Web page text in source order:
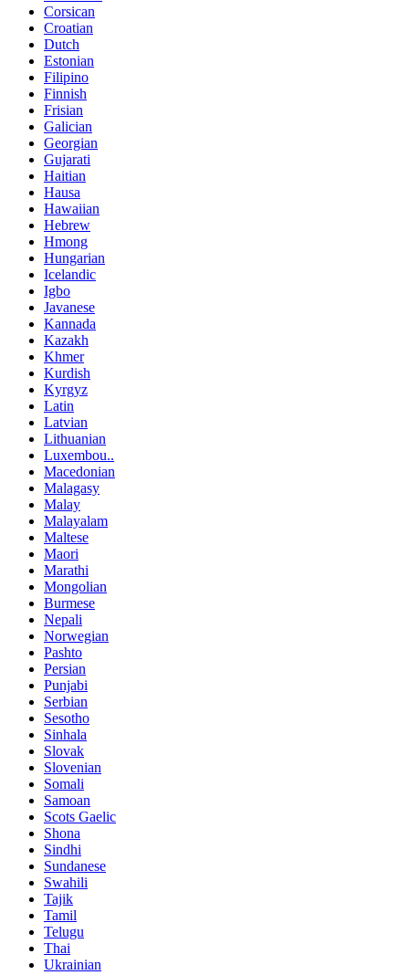
Corsican
Croatian
Dutch
Estonian
Filipino
Finnish
Frisian
Galician
Georgian
Gujarati
Haitian
Hausa
Hawaiian
Hebrew
Hmong
Hungarian
Icelandic
Igbo
Javanese
Kannada
Kazakh
Khmer
Kurdish
Kyrgyz
Latin
Latvian
Lithuanian
Luxembou..
Macedonian
Malagasy
Malay
Malayalam
Maltese
Maori
Marathi
Mongolian
Burmese
Nepali
Norwegian
Pashto
Persian
Punjabi
Serbian
Sesotho
Sinhala
Slovak
Slovenian
Somali
Samoan
Scots Gaelic
Shona
Sindhi
Sundanese
Swahili
Tajik
Tamil
Telugu
Thai
Ukrainian